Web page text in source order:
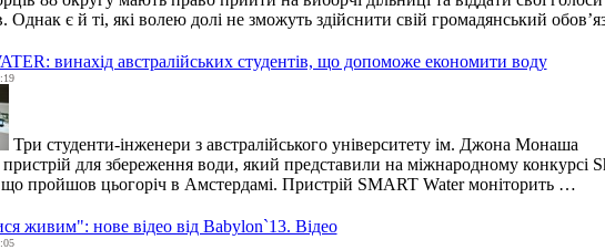
Однак є й ті, які волею долі не зможуть здійснити свій громадянський
винахід австралійських студентів, що допоможе економити воду
Три студенти-інженери з австралійського університету ім. Джона Монаша
для збереження води, який представили на міжнародному конкурсі
пройшов цьогоріч в Амстердамі. Пристрій SMARTWater моніторить …
живим": нове відео від Babylon`13. Відео